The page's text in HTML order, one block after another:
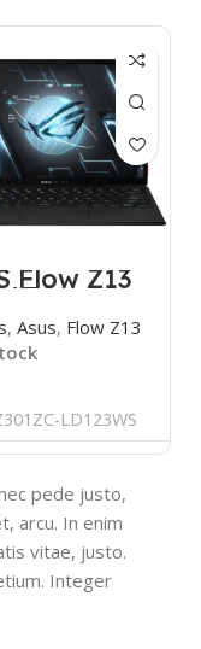
Flow Z13
, Asus, Flow Z13
LD123WS
pede justo,
arcu. In enim
vitae, justo.
Integer